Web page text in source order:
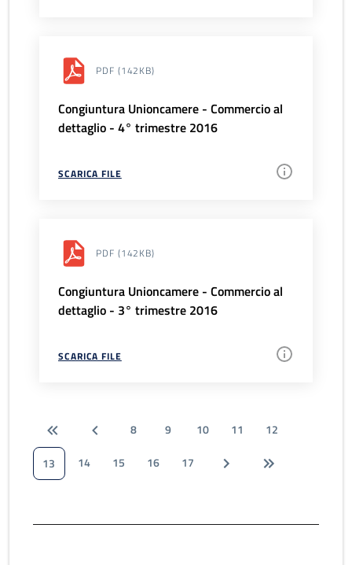
PDF (142KB)
Congiuntura Unioncamere - Commercio al
dettaglio - 4° trimestre 2016
SCARICA FILE
PDF (142KB)
Congiuntura Unioncamere - Commercio al
dettaglio - 3° trimestre 2016
SCARICA FILE
8 9 10 11
12
13
14 15 16 17